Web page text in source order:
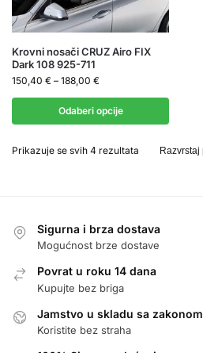
Krovni nosači CRUZ Airo FIX
Dark 108 925-711
150,40 € – 188,00 €
Odaberi opcije
Prikazuje se svih 4 rezultata
Sigurna i brza dostava
Mogućnost brze dostave
Povrat u roku 14 dana
Kupujte bez briga
Jamstvo u skladu sa zakonom
Koristite bez straha